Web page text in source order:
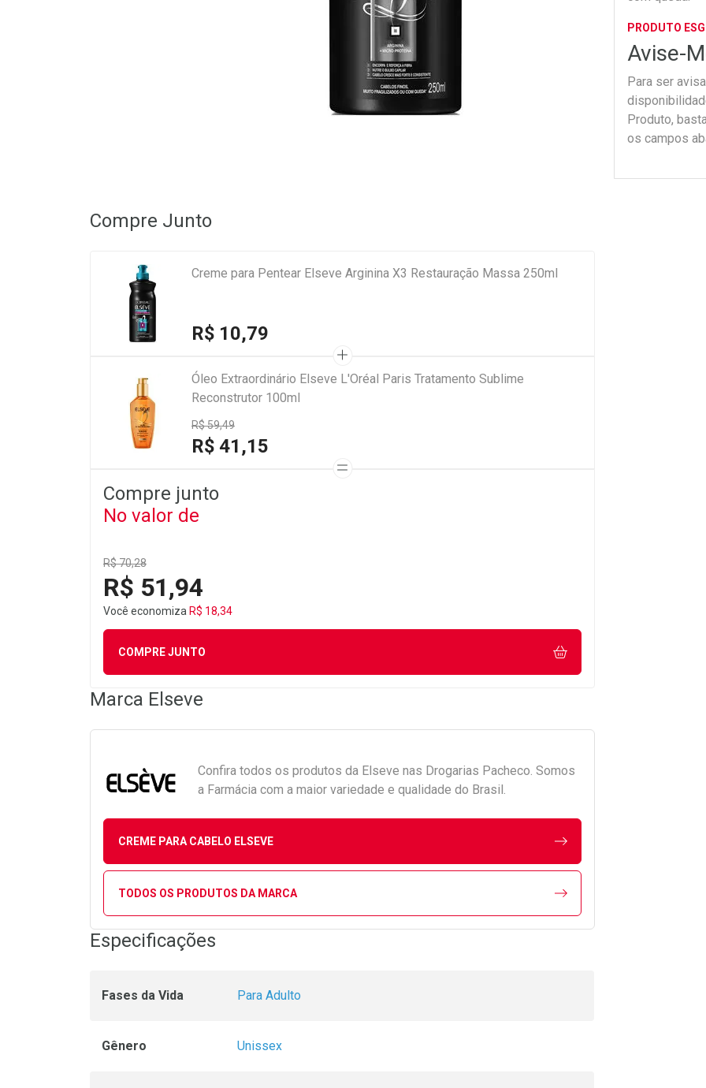
PRODUTO
Avise-
Para ser
Produto,
os campos
Compre Junto
Creme para Pentear Elseve Arginina X3 Restauração Massa 250ml
R$ 10,79
Óleo Extraordinário Elseve L'Oréal Paris Tratamento Sublime
Reconstrutor 100ml
R$ 59,49
R$ 41,15
Compre junto
No valor de
R$ 70,28
R$ 51,94
Você economiza R$ 18,34
COMPRE JUNTO
Marca Elseve
Confira todos os produtos da Elseve nas Drogarias Pacheco. Somos
a Farmácia com a maior variedade e qualidade do Brasil.
CREME PARA CABELO ELSEVE
TODOS OS PRODUTOS DA MARCA
Especificações
Fases da Vida Para Adulto
Gênero Unissex